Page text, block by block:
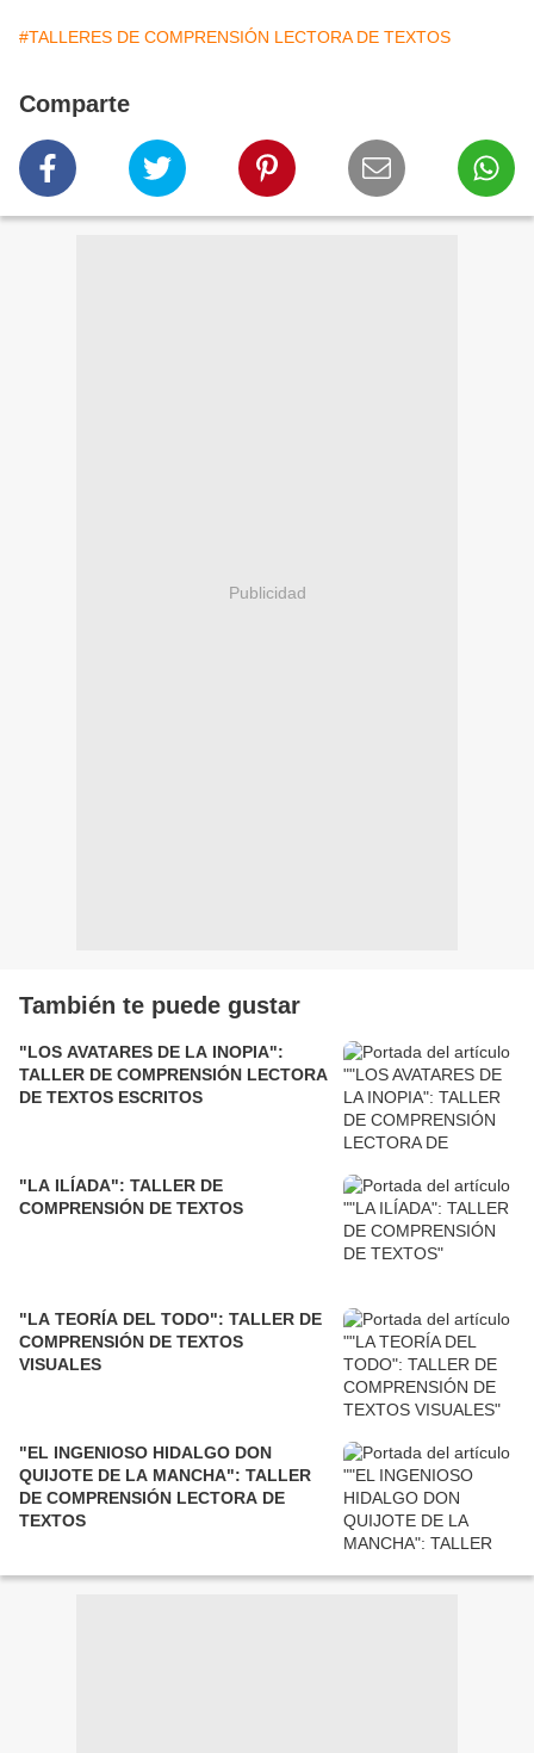
#TALLERES DE COMPRENSIÓN LECTORA DE TEXTOS
Comparte
Publicidad
También te puede gustar
"LOS AVATARES DE LA INOPIA":
TALLER DE COMPRENSIÓN LECTORA
DE TEXTOS ESCRITOS
"LA ILÍADA": TALLER DE
COMPRENSIÓN DE TEXTOS
"LA TEORÍA DEL TODO": TALLER DE
COMPRENSIÓN DE TEXTOS
VISUALES
"EL INGENIOSO HIDALGO DON
QUIJOTE DE LA MANCHA": TALLER
DE COMPRENSIÓN LECTORA DE
TEXTOS